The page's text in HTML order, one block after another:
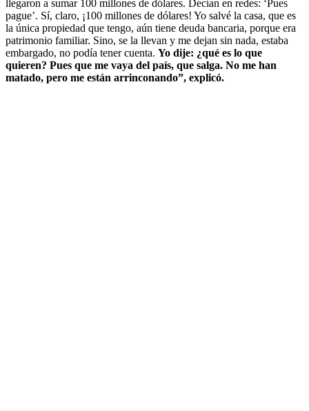
llegaron a sumar 100 millones de dólares. Decían en redes: ‘Pues
pague’. Sí, claro, ¡100 millones de dólares! Yo salvé la casa, que es
la única propiedad que tengo, aún tiene deuda bancaria, porque era
patrimonio familiar. Sino, se la llevan y me dejan sin nada, estaba
embargado, no podía tener cuenta. Yo dije: ¿qué es lo que
quieren? Pues que me vaya del país, que salga. No me han
matado, pero me están arrinconando”, explicó.